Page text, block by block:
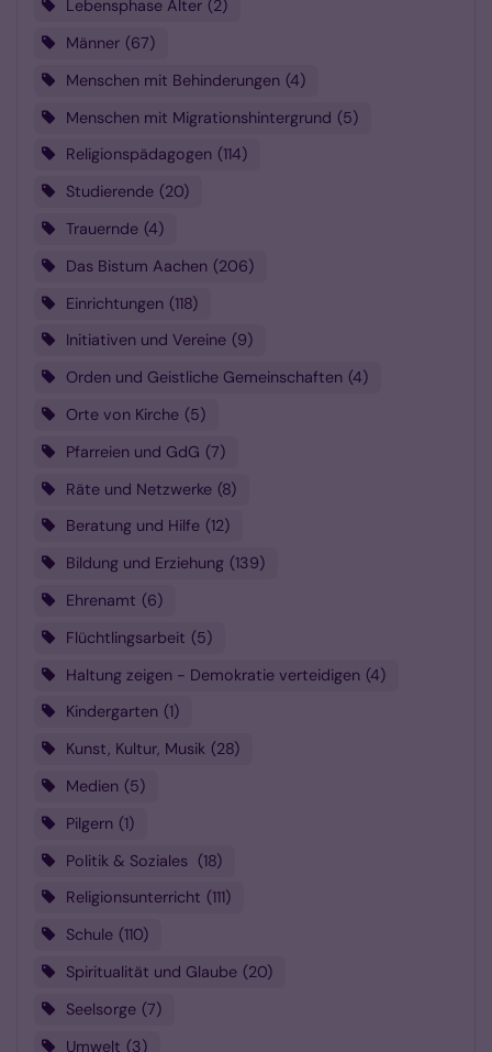
Lebensphase Alter 2
Männer 67
Menschen mit Behinderungen 4
Menschen mit Migrationshintergrund 5
Religionspädagogen 114
Studierende 20
Trauernde 4
Das Bistum Aachen 206
Einrichtungen 118
Initiativen und Vereine
9
Orden und Geistliche Gemeinschaften 4
Orte von Kirche 5
Pfarreien und GdG 7
Räte und Netzwerke 8
Beratung und Hilfe 12
Bildung und Erziehung 139
Ehrenamt 6
Flüchtlingsarbeit 5
Haltung zeigen - Demokratie verteidigen 4
Kindergarten 1
Kunst, Kultur, Musik 28
Medien 5
Pilgern 1
Politik & Soziales
18
Religionsunterricht
111
Schule 110
Spiritualität und Glaube 20
Seelsorge 7
Umwelt 3